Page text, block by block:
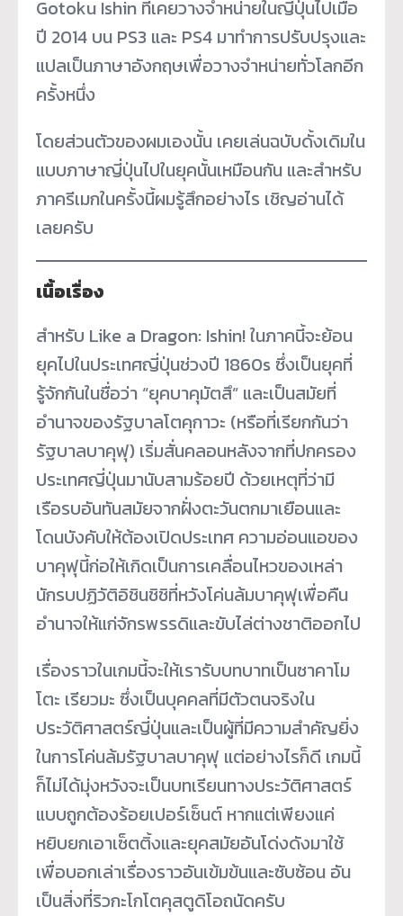
Gotoku Ishin ที่เคยวางจำหน่ายในญี่ปุ่นไปเมื่อ
ปี 2014 บน PS3 และ PS4 มาทำการปรับปรุงและ
แปลเป็นภาษาอังกฤษเพื่อวางจำหน่ายทั่วโลกอีก
ครั้งหนึ่ง
โดยส่วนตัวของผมเองนั้น เคยเล่นฉบับดั้งเดิมใน
แบบภาษาญี่ปุ่นไปในยุคนั้นเหมือนกัน และสำหรับ
ภาครีเมกในครั้งนี้ผมรู้สึกอย่างไร เชิญอ่านได้
เลยครับ
เนื้อเรื่อง
สำหรับ Like a Dragon: Ishin! ในภาคนี้จะย้อน
ยุคไปในประเทศญี่ปุ่นช่วงปี 1860s ซึ่งเป็นยุคที่
รู้จักกันในชื่อว่า “ยุคบาคุมัตสึ” และเป็นสมัยที่
อำนาจของรัฐบาลโตคุกาวะ (หรือที่เรียกกันว่า
รัฐบาลบาคุฟุ) เริ่มสั่นคลอนหลังจากที่ปกครอง
ประเทศญี่ปุ่นมานับสามร้อยปี ด้วยเหตุที่ว่ามี
เรือรบอันทันสมัยจากฝั่งตะวันตกมาเยือนและ
โดนบังคับให้ต้องเปิดประเทศ ความอ่อนแอของ
บาคุฟุนี้ก่อให้เกิดเป็นการเคลื่อนไหวของเหล่า
นักรบปฏิวัติอิชินชิชิที่หวังโค่นล้มบาคุฟุเพื่อคืน
อำนาจให้แก่จักรพรรดิและขับไล่ต่างชาติออกไป
เรื่องราวในเกมนี้จะให้เรารับบทบาทเป็นซาคาโม
โตะ เรียวมะ ซึ่งเป็นบุคคลที่มีตัวตนจริงใน
ประวัติศาสตร์ญี่ปุ่นและเป็นผู้ที่มีความสำคัญยิ่ง
ในการโค่นล้มรัฐบาลบาคุฟุ แต่อย่างไรก็ดี เกมนี้
ก็ไม่ได้มุ่งหวังจะเป็นบทเรียนทางประวัติศาสตร์
แบบถูกต้องร้อยเปอร์เซ็นต์ หากแต่เพียงแค่
หยิบยกเอาเซ็ตติ้งและยุคสมัยอันโด่งดังมาใช้
เพื่อบอกเล่าเรื่องราวอันเข้มข้นและซับซ้อน อัน
เป็นสิ่งที่ริวกะโกโตคุสตูดิโอถนัดครับ